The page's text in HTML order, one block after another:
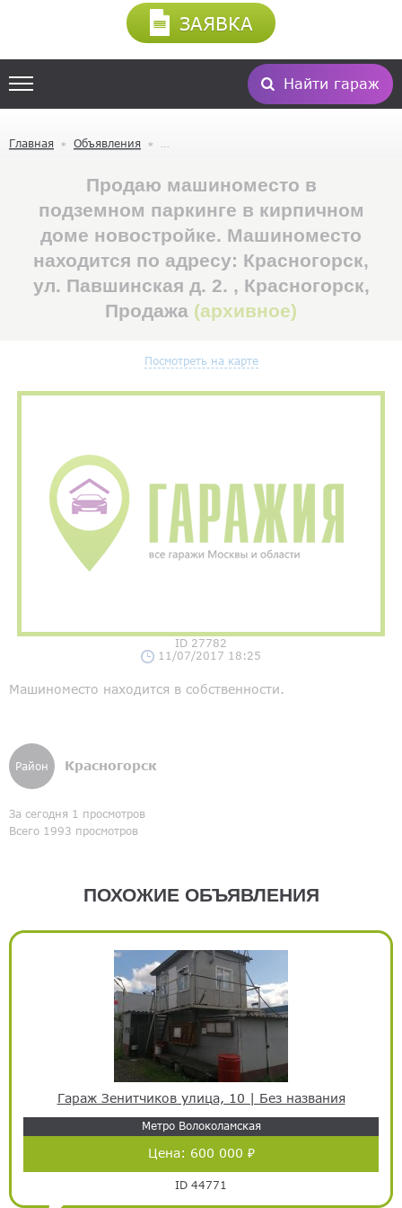
Найти гараж
ЗАЯВКА
Главная Объявления
Продаю машиноместо в
подземном паркинге в кирпичном
доме новостройке. Машиноместо
находится по адресу: Красногорск,
ул. Павшинская д. 2. , Красногорск,
Продажа (архивное)
Посмотреть на карте
ID 27782
11/07/2017 18:25
Машиноместо находится в собственности.
Район Красногорск
За сегодня 1 просмотров
Всего 1993 просмотров
ПОХОЖИЕ ОБЪЯВЛЕНИЯ
Гараж Зенитчиков улица, 10 | Без названия
Метро Волоколамская
Цена: 600 000 ₽
ID 44771